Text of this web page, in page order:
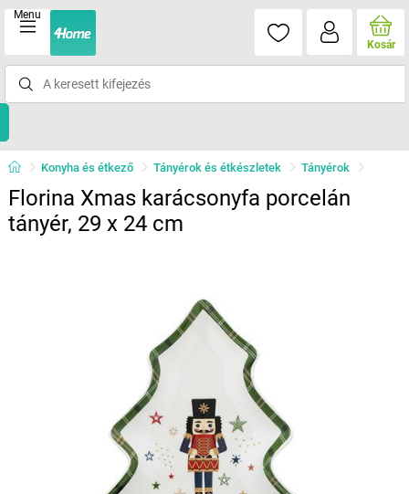
Menu
Kosár
Konyha és étkező Tányérok és étkészletek Tányérok
Florina Xmas karácsonyfa porcelán
tányér, 29 x 24 cm